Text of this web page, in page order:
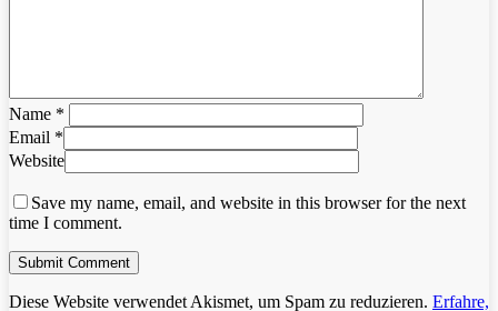
Name *
Email *
Website
Save my name, email, and website in this browser for the next
time I comment.
Diese Website verwendet Akismet, um Spam zu reduzieren. Erfahre,